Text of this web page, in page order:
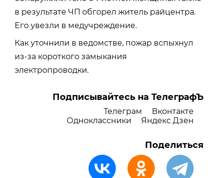
в результате ЧП обгорел житель райцентра.
Его увезли в медучреждение.
Как уточнили в ведомстве, пожар вспыхнул
из-за короткого замыкания
электропроводки.
Подписывайтесь на ТелеграфЪ
Телеграм
Вконтакте
Одноклассники
Яндекс Дзен
Поделиться